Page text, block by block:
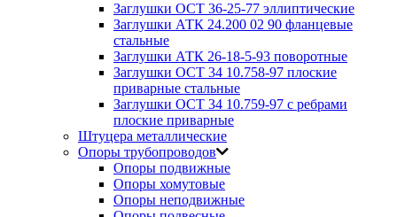
Заглушки ОСТ 36-25-77 эллиптические
Заглушки АТК 24.200 02 90 фланцевые
стальные
Заглушки АТК 26-18-5-93 поворотные
Заглушки ОСТ 34 10.758-97 плоские
приварные стальные
Заглушки ОСТ 34 10.759-97 с ребрами
плоские приварные
Штуцера металлические
Опоры трубопроводов
Опоры подвижные
Опоры хомутовые
Опоры неподвижные